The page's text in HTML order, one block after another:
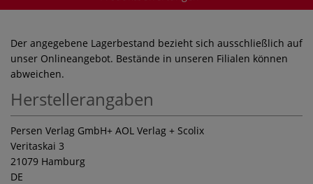
Der angegebene Lagerbestand bezieht sich ausschließlich auf
unser Onlineangebot. Bestände in unseren Filialen können
abweichen.
Herstellerangaben
Persen Verlag GmbH+ AOL Verlag + Scolix
Veritaskai 3
21079 Hamburg
DE